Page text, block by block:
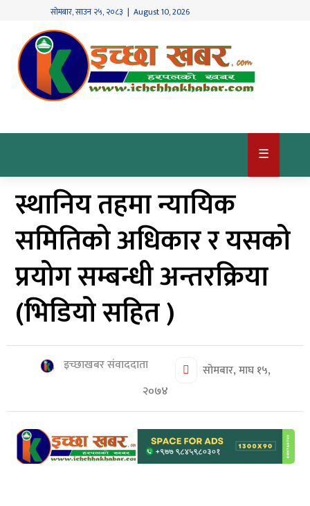
सोमबार,साउन २५, २०८३ | August 10, 2026
गृहपृष्ठ
देश
/
विश्व
खबर
अर्थ
कृषि
खेलकुद
शिक्षा/
मनोरञ्जन
खबर
संवाद
ईच्छाकामना
☰
स्थानिय तहमा न्यायिक
समितिको अधिकार र यसको
प्रयोग सम्बन्धी अन्तरक्रिया
(भिडियो सहित )
इच्छाखबर संवाददाता
सोमबार, माघ १५,
२०७४